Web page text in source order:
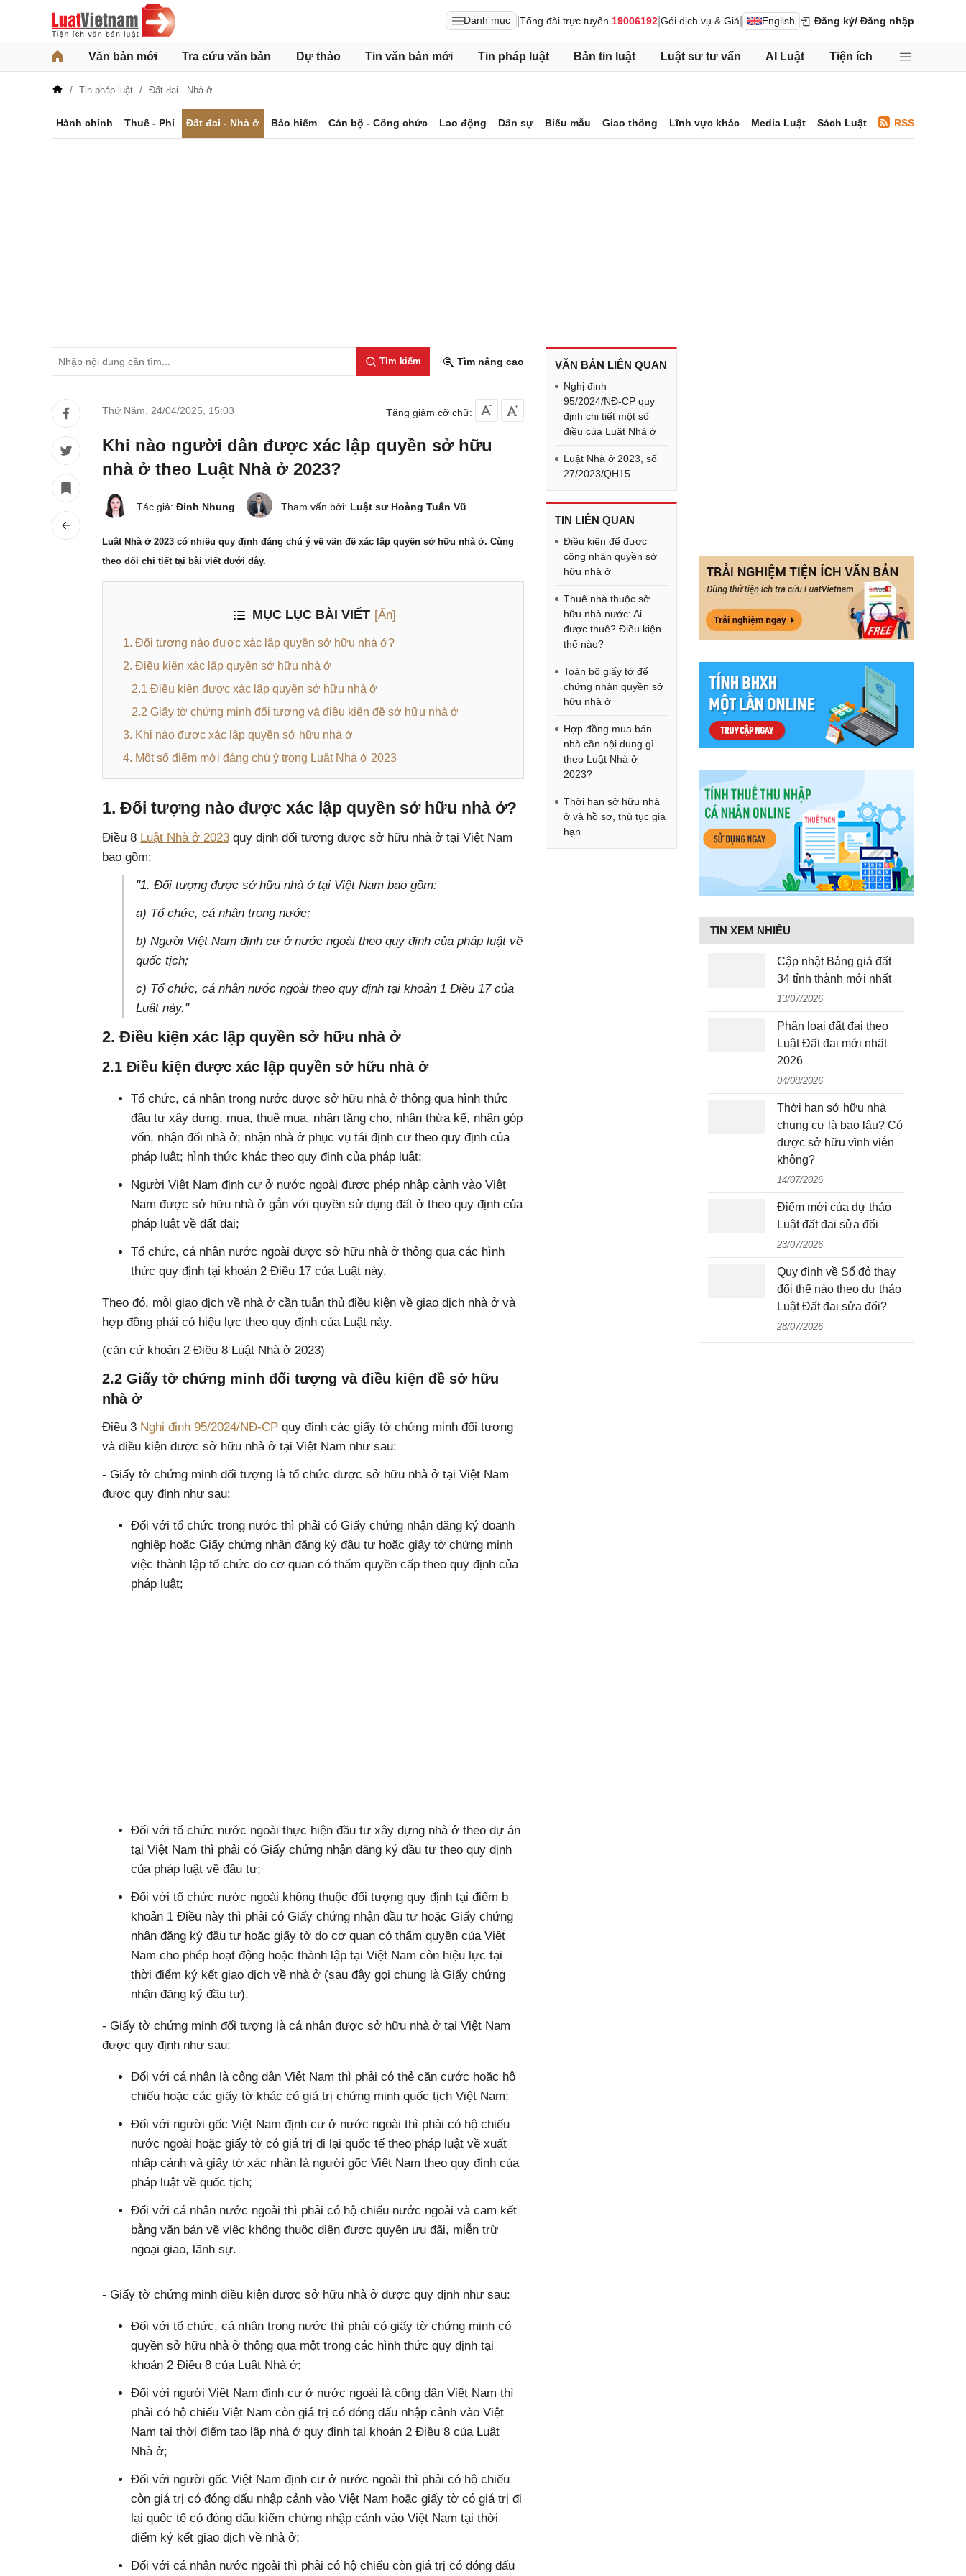
Danh mục Tổng đài trực tuyến 19006192 Gói dịch vụ & Giá English Đăng ký/ Đăng nhập
Văn bản mới Tra cứu văn bản Dự thảo Tin văn bản mới Tin pháp luật Bản tin luật Luật sư tư vấn AI Luật Tiện ích
Tin pháp luật Đất đai - Nhà ở
Hành chính Thuế - Phí Đất đai - Nhà ở Bảo hiểm Cán bộ - Công chức Lao động Dân sự Biểu mẫu Giao thông Lĩnh vực khác Media Luật Sách Luật RSS
Tìm kiếm Tìm nâng cao
Thứ Năm, 24/04/2025 15:03 Tăng giảm cỡ chữ:
Khi nào người dân được xác lập quyền sở hữu
nhà ở theo Luật Nhà ở 2023?
Tác giả: Đinh Nhung Tham vấn bởi: Luật sư Hoàng Tuấn Vũ
Luật Nhà ở 2023 có nhiều quy định đáng chú ý về vấn đề xác lập quyền sở hữu nhà ở. Cùng
theo dõi chi tiết tại bài viết dưới đây.
MỤC LỤC BÀI VIẾT [Ẩn]
1. Đối tượng nào được xác lập quyền sở hữu nhà ở?
2. Điều kiện xác lập quyền sở hữu nhà ở
2.1 Điều kiện được xác lập quyền sở hữu nhà ở
2.2 Giấy tờ chứng minh đối tượng và điều kiện đề sở hữu nhà ở
3. Khi nào được xác lập quyền sở hữu nhà ở
4. Một số điểm mới đáng chú ý trong Luật Nhà ở 2023
1. Đối tượng nào được xác lập quyền sở hữu nhà ở?
Điều 8 Luật Nhà ở 2023 quy định đối tượng được sở hữu nhà ở tại Việt Nam
bao gồm:
"1. Đối tượng được sở hữu nhà ở tại Việt Nam bao gồm:
a) Tổ chức, cá nhân trong nước;
b) Người Việt Nam định cư ở nước ngoài theo quy định của pháp luật về
quốc tịch;
c) Tổ chức, cá nhân nước ngoài theo quy định tại khoản 1 Điều 17 của
Luật này."
2. Điều kiện xác lập quyền sở hữu nhà ở
2.1 Điều kiện được xác lập quyền sở hữu nhà ở
Tổ chức, cá nhân trong nước được sở hữu nhà ở thông qua hình thức
đầu tư xây dựng, mua, thuê mua, nhận tặng cho, nhận thừa kế, nhận góp
vốn, nhận đổi nhà ở; nhận nhà ở phục vụ tái định cư theo quy định của
pháp luật; hình thức khác theo quy định của pháp luật;
Người Việt Nam định cư ở nước ngoài được phép nhập cảnh vào Việt
Nam được sở hữu nhà ở gắn với quyền sử dụng đất ở theo quy định của
pháp luật về đất đai;
Tổ chức, cá nhân nước ngoài được sở hữu nhà ở thông qua các hình
thức quy định tại khoản 2 Điều 17 của Luật này.
Theo đó, mỗi giao dịch về nhà ở cần tuân thủ điều kiện về giao dịch nhà ở và
hợp đồng phải có hiệu lực theo quy định của Luật này.
(căn cứ khoản 2 Điều 8 Luật Nhà ở 2023)
2.2 Giấy tờ chứng minh đối tượng và điều kiện đề sở hữu
nhà ở
Điều 3 Nghị định 95/2024/NĐ-CP quy định các giấy tờ chứng minh đối tượng
và điều kiện được sở hữu nhà ở tại Việt Nam như sau:
- Giấy tờ chứng minh đối tượng là tổ chức được sở hữu nhà ở tại Việt Nam
được quy định như sau:
Đối với tổ chức trong nước thì phải có Giấy chứng nhận đăng ký doanh
nghiệp hoặc Giấy chứng nhận đăng ký đầu tư hoặc giấy tờ chứng minh
việc thành lập tổ chức do cơ quan có thẩm quyền cấp theo quy định của
pháp luật;
Đối với tổ chức nước ngoài thực hiện đầu tư xây dựng nhà ở theo dự án
tại Việt Nam thì phải có Giấy chứng nhận đăng ký đầu tư theo quy định
của pháp luật về đầu tư;
Đối với tổ chức nước ngoài không thuộc đối tượng quy định tại điểm b
khoản 1 Điều này thì phải có Giấy chứng nhận đầu tư hoặc Giấy chứng
nhận đăng ký đầu tư hoặc giấy tờ do cơ quan có thẩm quyền của Việt
Nam cho phép hoạt động hoặc thành lập tại Việt Nam còn hiệu lực tại
thời điểm ký kết giao dịch về nhà ở (sau đây gọi chung là Giấy chứng
nhận đăng ký đầu tư).
- Giấy tờ chứng minh đối tượng là cá nhân được sở hữu nhà ở tại Việt Nam
được quy định như sau:
Đối với cá nhân là công dân Việt Nam thì phải có thẻ căn cước hoặc hộ
chiếu hoặc các giấy tờ khác có giá trị chứng minh quốc tịch Việt Nam;
Đối với người gốc Việt Nam định cư ở nước ngoài thì phải có hộ chiếu
nước ngoài hoặc giấy tờ có giá trị đi lại quốc tế theo pháp luật về xuất
nhập cảnh và giấy tờ xác nhận là người gốc Việt Nam theo quy định của
pháp luật về quốc tịch;
Đối với cá nhân nước ngoài thì phải có hộ chiếu nước ngoài và cam kết
bằng văn bản về việc không thuộc diện được quyền ưu đãi, miễn trừ
ngoại giao, lãnh sự.
- Giấy tờ chứng minh điều kiện được sở hữu nhà ở được quy định như sau:
Đối với tổ chức, cá nhân trong nước thì phải có giấy tờ chứng minh có
quyền sở hữu nhà ở thông qua một trong các hình thức quy định tại
khoản 2 Điều 8 của Luật Nhà ở;
Đối với người Việt Nam định cư ở nước ngoài là công dân Việt Nam thì
phải có hộ chiếu Việt Nam còn giá trị có đóng dấu nhập cảnh vào Việt
Nam tại thời điểm tạo lập nhà ở quy định tại khoản 2 Điều 8 của Luật
Nhà ở;
Đối với người gốc Việt Nam định cư ở nước ngoài thì phải có hộ chiếu
còn giá trị có đóng dấu nhập cảnh vào Việt Nam hoặc giấy tờ có giá trị đi
lại quốc tế có đóng dấu kiểm chứng nhập cảnh vào Việt Nam tại thời
điểm ký kết giao dịch về nhà ở;
Đối với cá nhân nước ngoài thì phải có hộ chiếu còn giá trị có đóng dấu
VĂN BẢN LIÊN QUAN
Nghị định
95/2024/NĐ-CP quy
định chi tiết một số
điều của Luật Nhà ở
Luật Nhà ở 2023, số
27/2023/QH15
TIN LIÊN QUAN
Điều kiện để được
công nhận quyền sở
hữu nhà ở
Thuê nhà thuộc sở
hữu nhà nước: Ai
được thuê? Điều kiện
thế nào?
Toàn bộ giấy tờ để
chứng nhận quyền sở
hữu nhà ở
Hợp đồng mua bán
nhà cần nội dung gì
theo Luật Nhà ở
2023?
Thời hạn sở hữu nhà
ở và hồ sơ, thủ tục gia
hạn
TIN XEM NHIỀU
Cập nhật Bảng giá đất
34 tỉnh thành mới nhất
13/07/2026
Phân loại đất đai theo
Luật Đất đai mới nhất
2026
04/08/2026
Thời hạn sở hữu nhà
chung cư là bao lâu? Có
được sở hữu vĩnh viễn
không?
14/07/2026
Điểm mới của dự thảo
Luật đất đai sửa đổi
23/07/2026
Quy định về Sổ đỏ thay
đổi thế nào theo dự thảo
Luật Đất đai sửa đổi?
28/07/2026